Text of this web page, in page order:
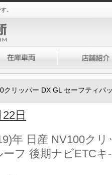
。
クリッパー DX GL セーフティパ
日
年 日産 NV100ク
フ 後期ナビETC